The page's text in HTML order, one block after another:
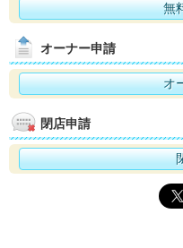
無
オーナー申請
オ
閉店申請